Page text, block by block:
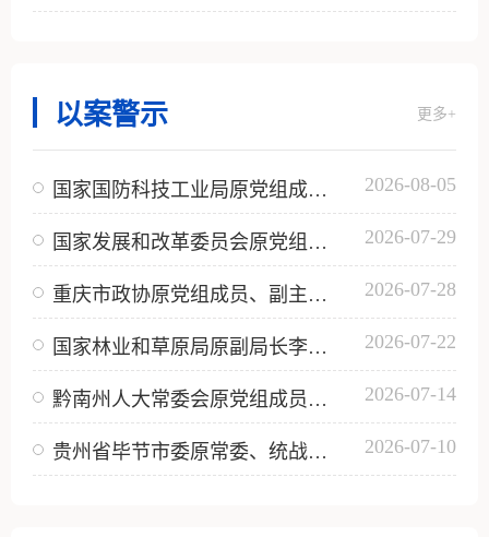
以案警示 更多+
国家国防科技工业局原党组成员、副局长张建华受贿、利用影响力受贿案一审宣判 2026-08-05
国家发展和改革委员会原党组成员、副主任徐宪平受贿案一审宣判 2026-07-29
重庆市政协原党组成员、副主席段成刚受贿案一审宣判 2026-07-28
国家林业和草原局原副局长李春良一审被判无期 2026-07-22
黔南州人大常委会原党组成员、副主任，惠水县委原书记郑绍峰受贿案一审宣判 2026-07-14
贵州省毕节市委原常委、统战部部长潘发勇受贿案一审宣判 2026-07-10